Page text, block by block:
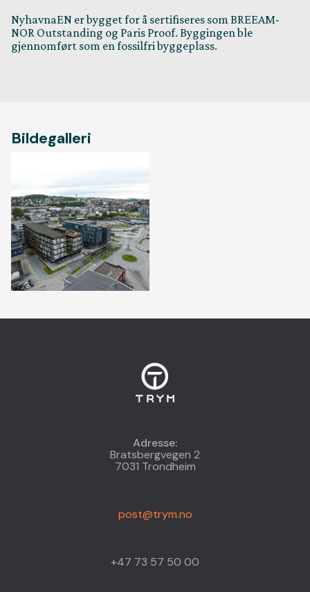
NyhavnaEN er bygget for å sertifiseres som BREEAM-
NOR Outstanding og Paris Proof. Byggingen ble
gjennomført som en fossilfri byggeplass.
Bildegalleri
Adresse:
Bratsbergvegen 2
7031 Trondheim
post@trym.no
+47 73 57 50 00